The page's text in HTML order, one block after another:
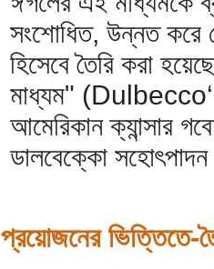
সংশোধিত, উন্নত করে
হিসেবে তৈরি করা
মাধ্যম"
আমেরিকান ক্যান্সার
ডালবেক্কো
প্রয়োজনের ভিত্তিতে-